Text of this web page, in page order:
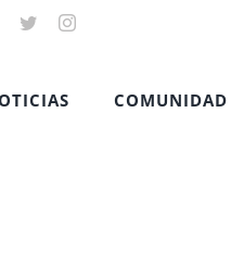
COMUNIDAD